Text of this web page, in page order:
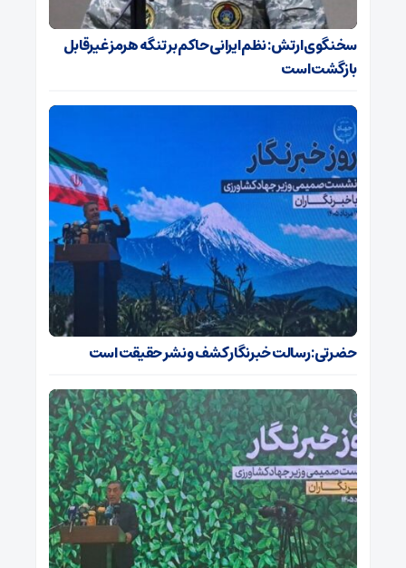
سخنگوی ارتش: نظم ایرانی حاکم بر تنگه هرمز غیرقابل
بازگشت است
حضرتی: رسالت خبرنگار کشف و نشر حقیقت است